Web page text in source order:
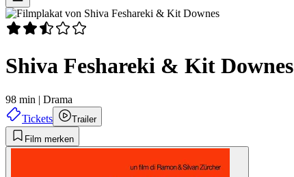
Shiva Feshareki & Kit Downes
98 min | Drama
Tickets
Trailer
Film merken